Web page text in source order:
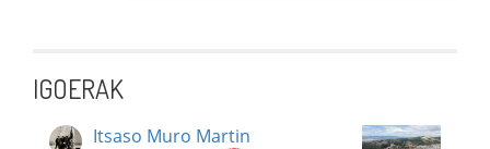
IGOERAK
Itsaso Muro Martin